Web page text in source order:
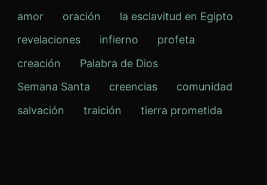
amor
oración
la esclavitud en Egipto
revelaciones
infierno
profeta
creación
Palabra de Dios
Semana Santa
creencias
comunidad
salvación
traición tierra prometida